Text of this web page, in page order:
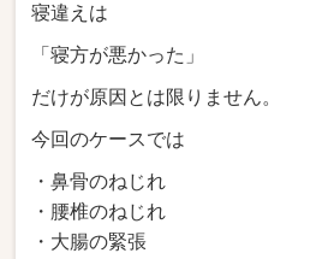
寝違えは
「寝方が悪かった」
だけが原因とは限りません。
今回のケースでは
・鼻骨のねじれ
・腰椎のねじれ
・大腸の緊張